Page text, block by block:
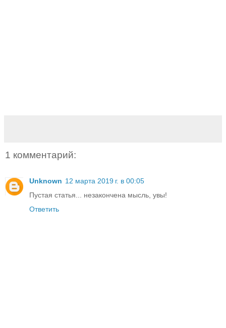
1 комментарий:
Unknown 12 марта 2019 г. в 00:05
Пустая статья... незакончена мысль, увы!
Ответить